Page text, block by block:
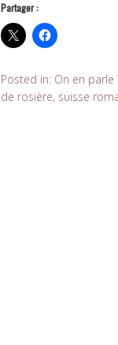
Partager :
Posted in: On en parle
de rosière, suisse